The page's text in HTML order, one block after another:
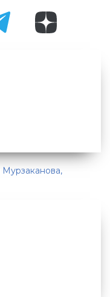
Мурзаканова,